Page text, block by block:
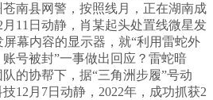
南县网警，按照线月，正在湖南成
11日动静，肖某起头处置线微星发
幕内容的显示器，就“利用雷蛇外
号被封”一事做出回应？雷蛇暗
的协帮下，据“三角洲步履”号动
12月7日动静，2022年，成功抓获2